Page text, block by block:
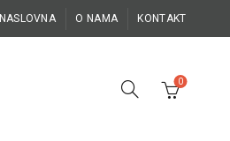
NASLOVNA O NAMA KONTAKT
0